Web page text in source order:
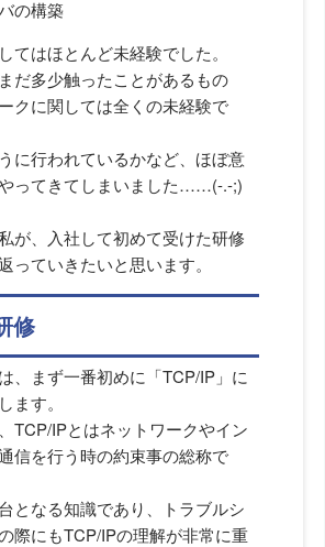
の構築
てはほとんど未経験でした。
だ多少触ったことがあるもの
クに関しては全くの未経験で
に行われているかなど、ほぼ意
ってきてしまいました……(-.-;)
が、入社して初めて受けた研修
っていきたいと思います。
修
、まず一番初めに「TCP/IP」に
ます。
TCP/IPとはネットワークやイン
信を行う時の約束事の総称で
となる知識であり、トラブルシ
際にもTCP/IPの理解が非常に重